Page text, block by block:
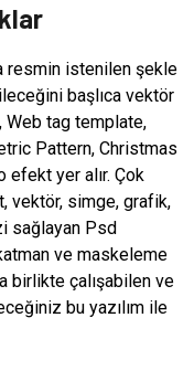
resmin istenilen şekle
başlıca vektör
Web tag template,
Pattern, Christmas
efekt yer alır. Çok
vektör, simge, grafik,
sağlayan Psd
ve maskeleme
birlikte çalışabilen ve
bu yazılım ile